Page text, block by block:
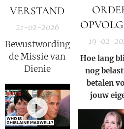
koperkleurig
bereikt.
VERSTAND
21-02-2026
Bewustwording,
de Missie van
Dienie
19-02-
Hoe lang
nog
betalen
jouw